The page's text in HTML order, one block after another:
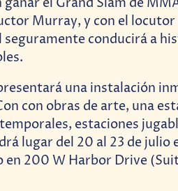
el Grand Slam de
Murray, y con el locutor
seguramente conducirá a
una instalación
con obras de arte, una
estaciones
lugar del 20 al 23 de julio
en 200 W Harbor Drive